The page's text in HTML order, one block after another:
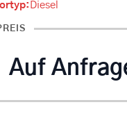
Diesel
Auf